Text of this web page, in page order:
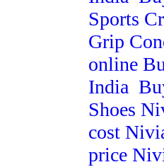
Sports
Grip
online
India
Shoes
cost
price